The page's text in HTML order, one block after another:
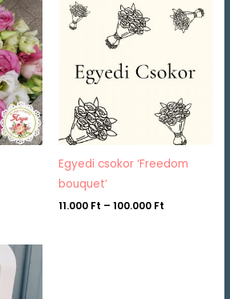
Egyedi csokor ‘Freedom
bouquet’
11.000 Ft – 100.000 Ft
11.000 Ft
100.000 Ft